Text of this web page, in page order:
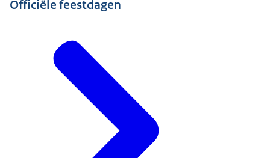
Officiële feestdagen